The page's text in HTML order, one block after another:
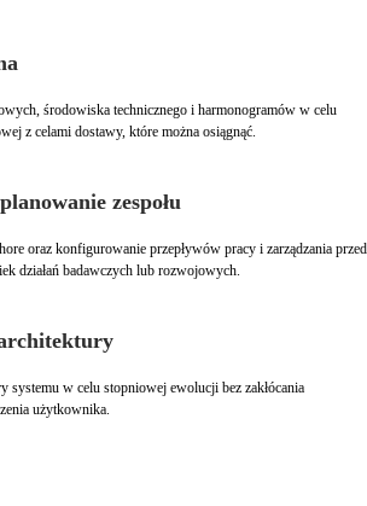
środowiska technicznego i harmonogramów w celu
z celami dostawy, które można osiągnąć.
zespołu
oraz konfigurowanie przepływów pracy i zarządzania przed
działań badawczych lub rozwojowych.
systemu w celu stopniowej ewolucji bez zakłócania
użytkownika.